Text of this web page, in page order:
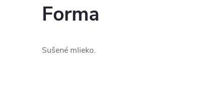
Forma
Sušené mlieko.